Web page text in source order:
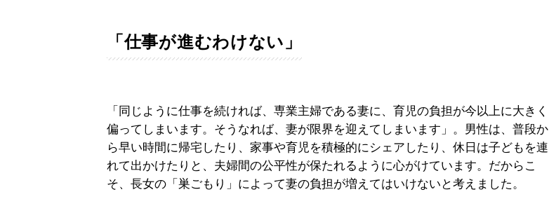
「仕事が進むわけない」
「同じように仕事を続ければ、専業主婦である妻に、育児の負担が今以上に大きく
偏ってしまいます。そうなれば、妻が限界を迎えてしまいます」。男性は、普段か
ら早い時間に帰宅したり、家事や育児を積極的にシェアしたり、休日は子どもを連
れて出かけたりと、夫婦間の公平性が保たれるように心がけています。だからこ
そ、長女の「巣ごもり」によって妻の負担が増えてはいけないと考えました。